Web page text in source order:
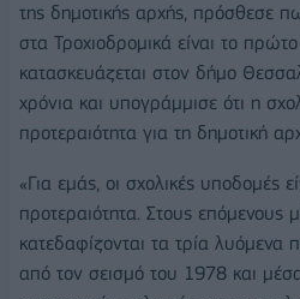
της δημοτικής αρχής, πρόσθεσε
στα Τροχιοδρομικά είναι το
κατασκευάζεται στον δήμο
χρόνια και υπογράμμισε ότι η
προτεραιότητα για τη δημοτική
«Για εμάς, οι σχολικές υποδομές
προτεραιότητα. Στους επόμενους
κατεδαφίζονται τα τρία
από τον σεισμό του 1978 και